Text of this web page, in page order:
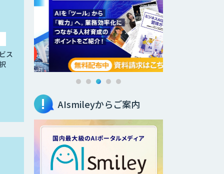
ス
AIsmileyからご案内